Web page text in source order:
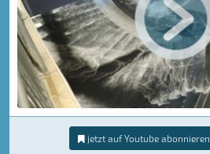
jetzt auf Youtube abonnieren